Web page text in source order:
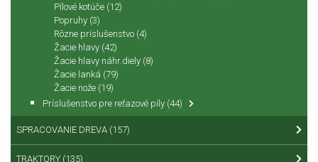
Pílové kotúče (12)
Popruhy (3)
Rôzne príslušenstvo (4)
Žacie hlavy (42)
Žacie hlavy náhr.diely (8)
Žacie lanká (79)
Žacie nože (19)
Príslušenstvo pre reťazové píly (44)
SPRACOVANIE DREVA (157)
TRAKTORY (135)